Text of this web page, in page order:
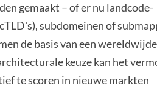
gemaakt – of er nu landcode-
subdomeinen of
de basis van een
keuze kan het
te scoren in nieuwe markten